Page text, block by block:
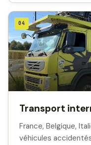
04
Transport
France, Belgique,
véhicules